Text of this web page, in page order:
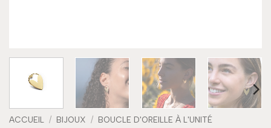
ACCUEIL / BIJOUX / BOUCLE D'OREILLE À L'UNITÉ